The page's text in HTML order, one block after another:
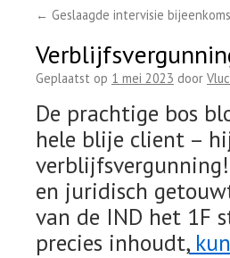
← Geslaagde intervisie
Geplaatst op 1 mei 2023 door
De prachtige bos
hele blije client –
en juridisch
van de IND het 1F
precies inhoudt,